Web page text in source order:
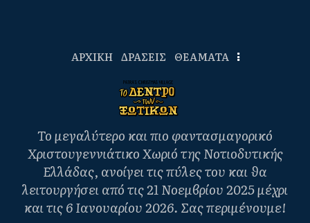
ΑΡΧΙΚΗ ΔΡΑΣΕΙΣ ΘΕΑΜΑΤΑ
Το μεγαλύτερο και πιο φαντασμαγορικό
Χριστουγεννιάτικο Χωριό της Νοτιοδυτικής
Ελλάδας, ανοίγει τις πύλες του και θα
λειτουργήσει από τις 21 Νοεμβρίου 2025 μέχρι
και τις 6 Ιανουαρίου 2026. Σας περιμένουμε!